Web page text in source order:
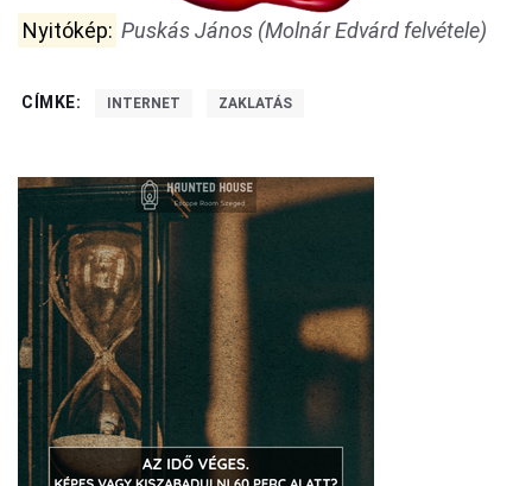
Nyitókép: Puskás János (Molnár Edvárd felvétele)
CÍMKE: INTERNET ZAKLATÁS